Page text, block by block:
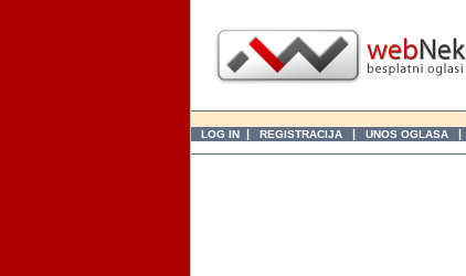
LOG IN | REGISTRACIJA | UNOS OGLASA |